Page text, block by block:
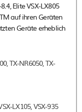
Elite VSX-LX805
auf ihren Geräten
Geräte erheblich
TX-NR6050, TX-
LX105, VSX-935